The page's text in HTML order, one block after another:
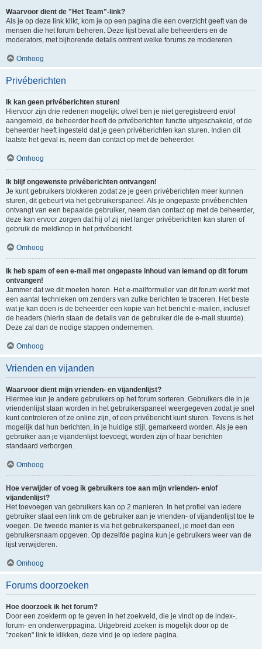
Waarvoor dient de "Het Team"-link?
Als je op deze link klikt, kom je op een pagina die een overzicht geeft van de
mensen die het forum beheren. Deze lijst bevat alle beheerders en de
moderators, met bijhorende details omtrent welke forums ze modereren.
Omhoog
Privéberichten
Ik kan geen privéberichten sturen!
Hiervoor zijn drie redenen mogelijk: ofwel ben je niet geregistreerd en/of
aangemeld, de beheerder heeft de privéberichten functie uitgeschakeld, of de
beheerder heeft ingesteld dat je geen privéberichten kan sturen. Indien dit
laatste het geval is, neem dan contact op met de beheerder.
Omhoog
Ik blijf ongewenste privéberichten ontvangen!
Je kunt gebruikers blokkeren zodat ze je geen privéberichten meer kunnen
sturen, dit gebeurt via het gebruikerspaneel. Als je ongepaste privéberichten
ontvangt van een bepaalde gebruiker, neem dan contact op met de beheerder,
deze kan ervoor zorgen dat hij of zij niet langer privéberichten kan sturen of
gebruik de meldknop in het privébericht.
Omhoog
Ik heb spam of een e-mail met ongepaste inhoud van iemand op dit forum
ontvangen!
Jammer dat we dit moeten horen. Het e-mailformulier van dit forum werkt met
een aantal technieken om zenders van zulke berichten te traceren. Het beste
wat je kan doen is de beheerder een kopie van het bericht e-mailen, inclusief
de headers (hierin staan de details van de gebruiker die de e-mail stuurde).
Deze zal dan de nodige stappen ondernemen.
Omhoog
Vrienden en vijanden
Waarvoor dient mijn vrienden- en vijandenlijst?
Hiermee kun je andere gebruikers op het forum sorteren. Gebruikers die in je
vriendenlijst staan worden in het gebruikerspaneel weergegeven zodat je snel
kunt controleren of ze online zijn, of een privébericht kunt sturen. Tevens is het
mogelijk dat hun berichten, in je huidige stijl, gemarkeerd worden. Als je een
gebruiker aan je vijandenlijst toevoegt, worden zijn of haar berichten
standaard verborgen.
Omhoog
Hoe verwijder of voeg ik gebruikers toe aan mijn vrienden- en/of
vijandenlijst?
Het toevoegen van gebruikers kan op 2 manieren. In het profiel van iedere
gebruiker staat een link om de gebruiker aan je vrienden- of vijandenlijst toe te
voegen. De tweede manier is via het gebruikerspaneel, je moet dan een
gebruikersnaam opgeven. Op dezelfde pagina kun je gebruikers weer van de
lijst verwijderen.
Omhoog
Forums doorzoeken
Hoe doorzoek ik het forum?
Door een zoekterm op te geven in het zoekveld, die je vindt op de index-,
forum- en onderwerppagina. Uitgebreid zoeken is mogelijk door op de
"zoeken" link te klikken, deze vind je op iedere pagina.